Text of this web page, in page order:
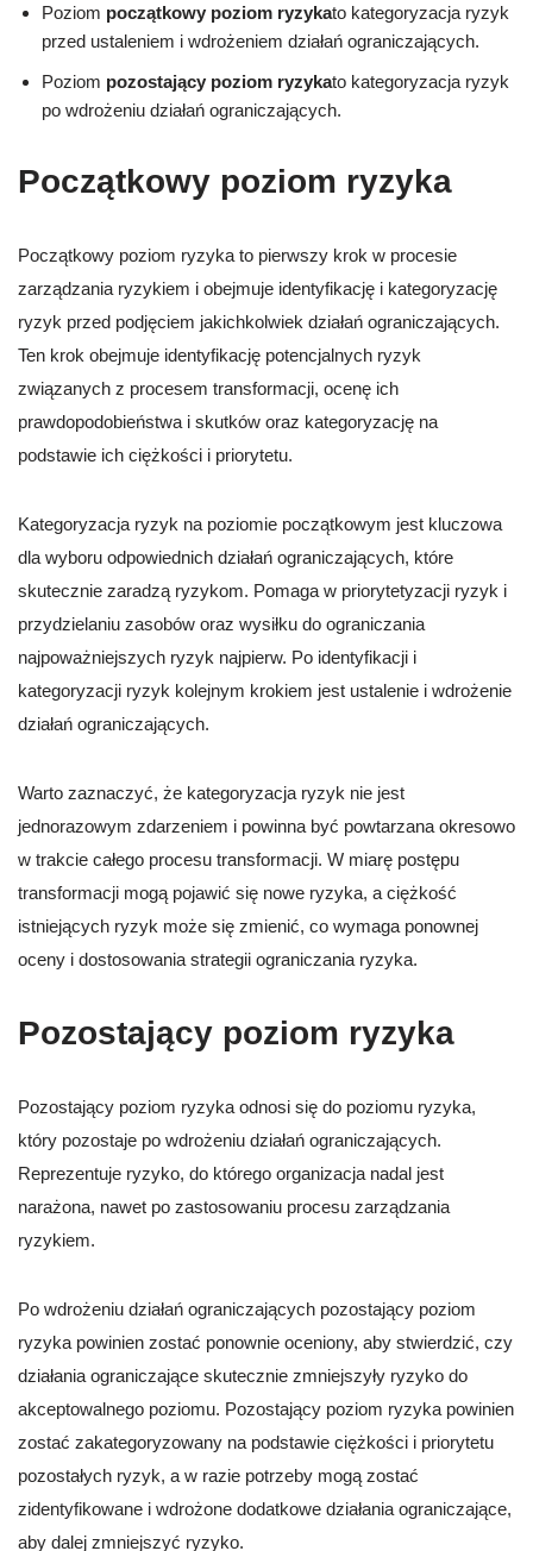
Poziom początkowy poziom ryzykato kategoryzacja ryzyk
przed ustaleniem i wdrożeniem działań ograniczających.
Poziom pozostający poziom ryzykato kategoryzacja ryzyk
po wdrożeniu działań ograniczających.
Początkowy poziom ryzyka
Początkowy poziom ryzyka to pierwszy krok w procesie
zarządzania ryzykiem i obejmuje identyfikację i kategoryzację
ryzyk przed podjęciem jakichkolwiek działań ograniczających.
Ten krok obejmuje identyfikację potencjalnych ryzyk
związanych z procesem transformacji, ocenę ich
prawdopodobieństwa i skutków oraz kategoryzację na
podstawie ich ciężkości i priorytetu.
Kategoryzacja ryzyk na poziomie początkowym jest kluczowa
dla wyboru odpowiednich działań ograniczających, które
skutecznie zaradzą ryzykom. Pomaga w priorytetyzacji ryzyk i
przydzielaniu zasobów oraz wysiłku do ograniczania
najpoważniejszych ryzyk najpierw. Po identyfikacji i
kategoryzacji ryzyk kolejnym krokiem jest ustalenie i wdrożenie
działań ograniczających.
Warto zaznaczyć, że kategoryzacja ryzyk nie jest
jednorazowym zdarzeniem i powinna być powtarzana okresowo
w trakcie całego procesu transformacji. W miarę postępu
transformacji mogą pojawić się nowe ryzyka, a ciężkość
istniejących ryzyk może się zmienić, co wymaga ponownej
oceny i dostosowania strategii ograniczania ryzyka.
Pozostający poziom ryzyka
Pozostający poziom ryzyka odnosi się do poziomu ryzyka,
który pozostaje po wdrożeniu działań ograniczających.
Reprezentuje ryzyko, do którego organizacja nadal jest
narażona, nawet po zastosowaniu procesu zarządzania
ryzykiem.
Po wdrożeniu działań ograniczających pozostający poziom
ryzyka powinien zostać ponownie oceniony, aby stwierdzić, czy
działania ograniczające skutecznie zmniejszyły ryzyko do
akceptowalnego poziomu. Pozostający poziom ryzyka powinien
zostać zakategoryzowany na podstawie ciężkości i priorytetu
pozostałych ryzyk, a w razie potrzeby mogą zostać
zidentyfikowane i wdrożone dodatkowe działania ograniczające,
aby dalej zmniejszyć ryzyko.